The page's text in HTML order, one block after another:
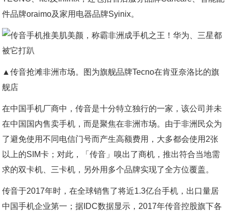
件品牌oraimo及家用电器品牌Syinix。
▲传音抢滩非洲市场。图为旗舰品牌Tecno在肯亚奈洛比的旗
舰店
在中国手机厂商中，传音是十分特立独行的一家，该公司并未
在中国国内售卖手机，而是聚焦在非洲市场。由于非洲民众为
了避免使用不同电信门号而产生高额费用，大多都会使用2张
以上的SIM卡；对此，「传音」嗅出了商机，推出符合当地需
求的双卡机、三卡机，另外用多个品牌实现了全方位覆盖。
传音于2017年时，在全球销售了将近1.3亿台手机，出口量居
中国手机企业第一；据IDC数据显示，2017年传音控股旗下各